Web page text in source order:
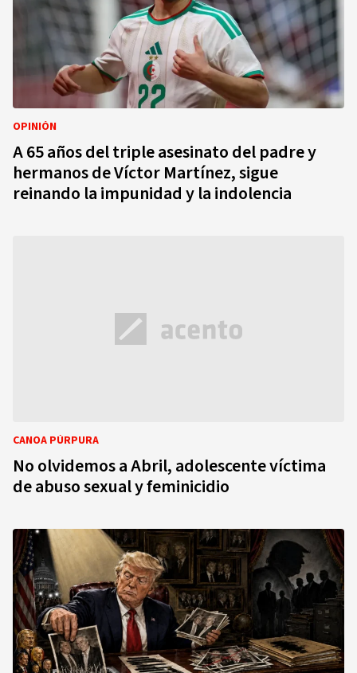
OPINIÓN
A 65 años del triple asesinato del padre y
hermanos de Víctor Martínez, sigue
reinando la impunidad y la indolencia
CANOA PÚRPURA
No olvidemos a Abril, adolescente víctima
de abuso sexual y feminicidio